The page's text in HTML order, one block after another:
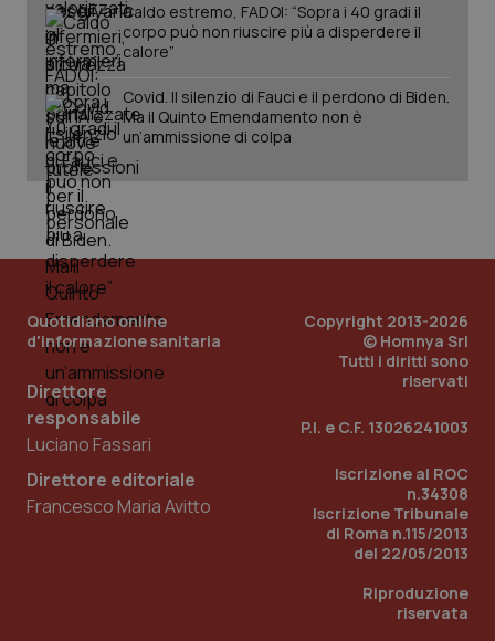
Caldo estremo, FADOI: “Sopra i 40 gradi il
corpo può non riuscire più a disperdere il
calore”
Covid. Il silenzio di Fauci e il perdono di Biden.
Ma il Quinto Emendamento non è
un’ammissione di colpa
Quotidiano online
d'informazione sanitaria
Direttore
responsabile
Luciano Fassari
Direttore editoriale
Francesco Maria Avitto
Copyright 2013-2026
© Homnya Srl
Tutti i diritti sono
riservati
P.I. e C.F. 13026241003
Iscrizione al ROC
n.34308
Iscrizione Tribunale
di Roma n.115/2013
del 22/05/2013
Riproduzione
riservata
_ga_KM60CM4NPH
Nome Scadenza
_ga_0VMQEQKQ1N .quotidianosanita.it
1 anno 1
mese
Questo
cookie
utilizzato
da Google
Analytics
per
lo stato
della
Nome
VISITOR_INFO1_LIVE